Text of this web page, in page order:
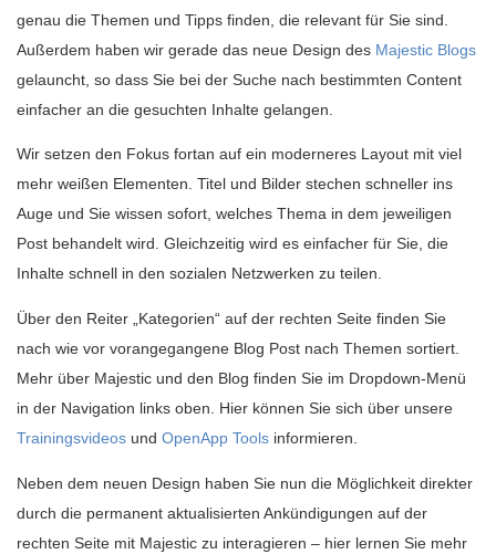
genau die Themen und Tipps finden, die relevant für Sie sind.
Außerdem haben wir gerade das neue Design des Majestic Blogs
gelauncht, so dass Sie bei der Suche nach bestimmten Content
einfacher an die gesuchten Inhalte gelangen.
Wir setzen den Fokus fortan auf ein moderneres Layout mit viel
mehr weißen Elementen. Titel und Bilder stechen schneller ins
Auge und Sie wissen sofort, welches Thema in dem jeweiligen
Post behandelt wird. Gleichzeitig wird es einfacher für Sie, die
Inhalte schnell in den sozialen Netzwerken zu teilen.
Über den Reiter „Kategorien“ auf der rechten Seite finden Sie
nach wie vor vorangegangene Blog Post nach Themen sortiert.
Mehr über Majestic und den Blog finden Sie im Dropdown-Menü
in der Navigation links oben. Hier können Sie sich über unsere
Trainingsvideos und OpenApp Tools informieren.
Neben dem neuen Design haben Sie nun die Möglichkeit direkter
durch die permanent aktualisierten Ankündigungen auf der
rechten Seite mit Majestic zu interagieren – hier lernen Sie mehr